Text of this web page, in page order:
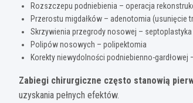
Rozszczepu podniebienia – operacja
Przerostu migdałków – adenotomia (usunięcie
Skrzywienia przegrody nosowej – septoplastyka
Polipów nosowych – polipektomia
Korekty niewydolności podniebienno-gardłowej
Zabiegi chirurgiczne często stanowią
uzyskania pełnych efektów.